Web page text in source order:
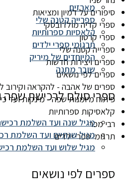
סיפורים על דמיון ומציאות
ספרי קדיה מולדובסקי
ספרי קרטון
ספרייה קטנה שלי
ספרים ויצירות חדשות
ספרים לפי נושאים
ספרים של אהבה - להקראה וקירוב
פיתוח מיומנות שפה - מינקות ועד
קלאסיקות ספרותיות
רבי מכר
תרגומי ספרי ילדים
מארזים
ספרייה קטנה שלי
קלאסיות ספרותיות
תרגומי ספרי ילדים
המיוחדים של מיריק
שובר מתנה
ספרי סולם לרכישת שפה
מגיל שנה ועד השלמת
מגיל שנתיים ועד השלמת
מגיל שלוש ועד השלמת
ספרים לפי נושאים